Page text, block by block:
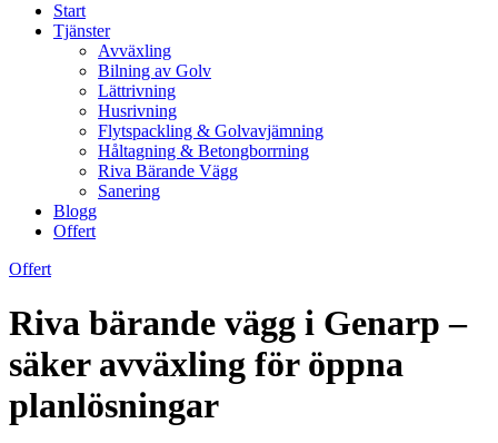
Start
Tjänster
Avväxling
Bilning av Golv
Lättrivning
Husrivning
Flytspackling & Golvavjämning
Håltagning & Betongborrning
Riva Bärande Vägg
Sanering
Blogg
Offert
Offert
Riva bärande vägg i Genarp –
säker avväxling för öppna
planlösningar